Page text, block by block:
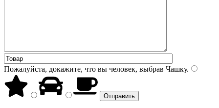
Пожалуйста, докажите, что вы человек, выбрав Чашку.